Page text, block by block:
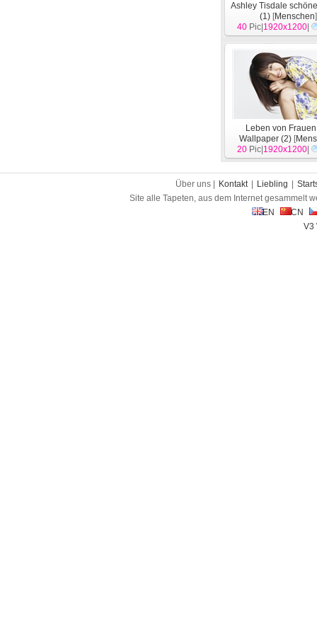
Ashley Tisdale
(1) [Menschen]
40 Pic| 1920x1200
Leben von
Wallpaper (2) [
20 Pic| 1920x1200
Über uns | Kontakt Liebling
Site alle Tapeten, aus dem Internet gesammelt
EN
CN
V3